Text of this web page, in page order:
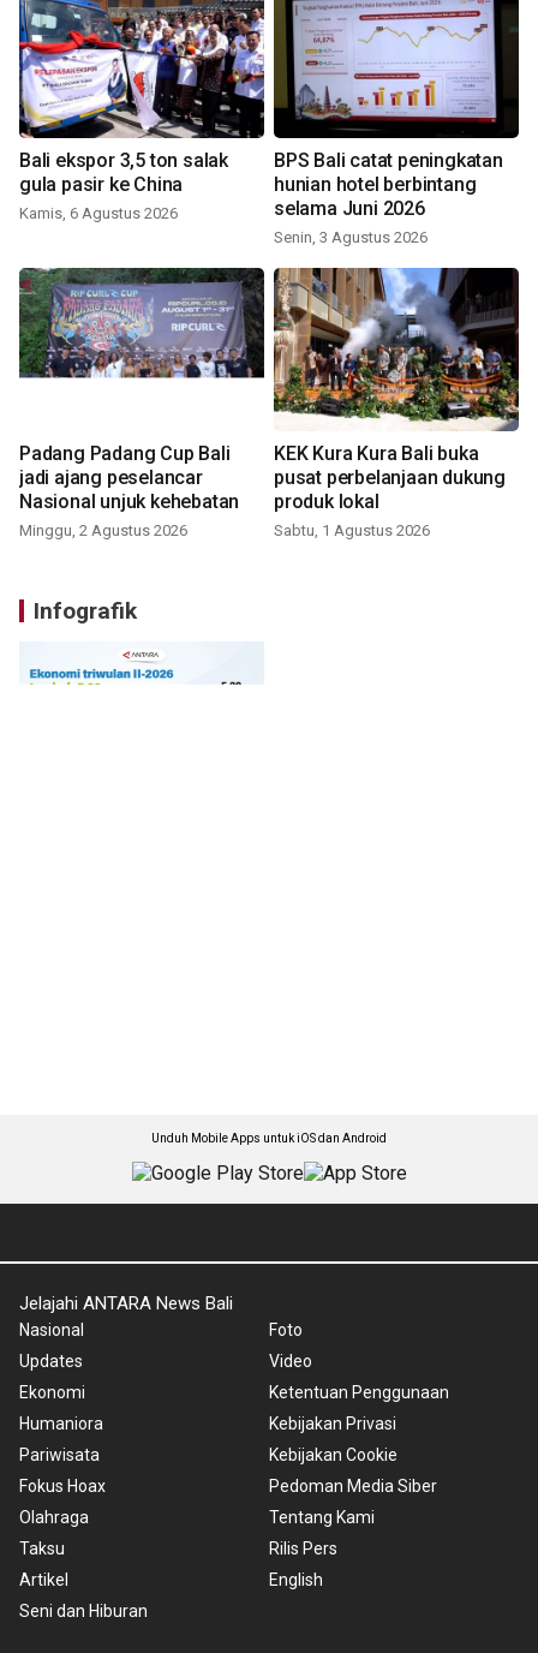
Bali ekspor 3,5 ton salak
gula pasir ke China
Kamis, 6 Agustus 2026
BPS Bali catat peningkatan
hunian hotel berbintang
selama Juni 2026
Senin, 3 Agustus 2026
Padang Padang Cup Bali
jadi ajang peselancar
Nasional unjuk kehebatan
Minggu, 2 Agustus 2026
KEK Kura Kura Bali buka
pusat perbelanjaan dukung
produk lokal
Sabtu, 1 Agustus 2026
Infografik
Unduh Mobile Apps untuk iOS dan Android
Jelajahi ANTARA News Bali
Nasional
Updates
Ekonomi
Humaniora
Pariwisata
Fokus Hoax
Olahraga
Taksu
Artikel
Seni dan Hiburan
Foto
Video
Ketentuan Penggunaan
Kebijakan Privasi
Kebijakan Cookie
Pedoman Media Siber
Tentang Kami
Rilis Pers
English